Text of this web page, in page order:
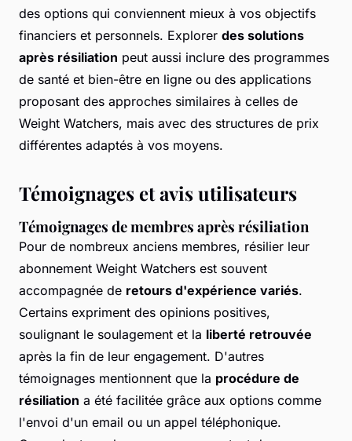
des options qui conviennent mieux à vos objectifs
financiers et personnels. Explorer des solutions
après résiliation peut aussi inclure des programmes
de santé et bien-être en ligne ou des applications
proposant des approches similaires à celles de
Weight Watchers, mais avec des structures de prix
différentes adaptés à vos moyens.
Témoignages et avis utilisateurs
Témoignages de membres après résiliation
Pour de nombreux anciens membres, résilier leur
abonnement Weight Watchers est souvent
accompagnée de retours d'expérience variés.
Certains expriment des opinions positives,
soulignant le soulagement et la liberté retrouvée
après la fin de leur engagement. D'autres
témoignages mentionnent que la procédure de
résiliation a été facilitée grâce aux options comme
l'envoi d'un email ou un appel téléphonique.